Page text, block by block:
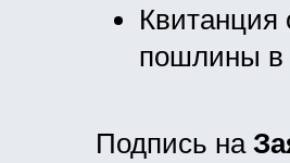
Квитанция
пошлины в
Подпись на